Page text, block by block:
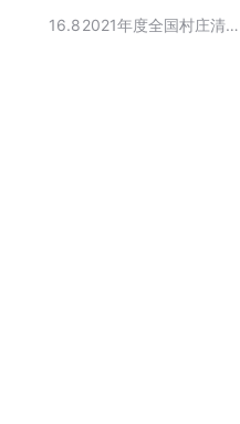
16.8
2021年度全国村庄清洁行动先进县